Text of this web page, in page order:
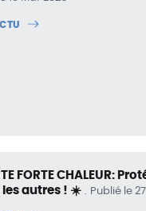
FORTE CHALEUR:
les autres ! ☀️
Publié le